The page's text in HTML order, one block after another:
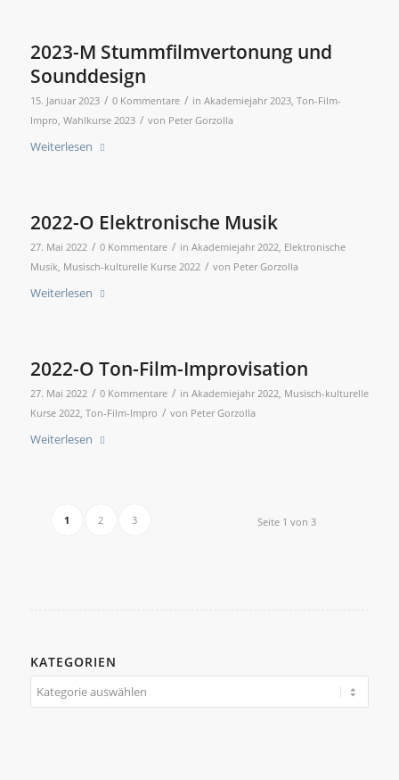
2023-M Stummfilmvertonung und
Sounddesign
15. Januar 2023 / 0 Kommentare / in Akademiejahr 2023, Ton-Film-
Impro, Wahlkurse 2023 / von Peter Gorzolla
Weiterlesen
2022-O Elektronische Musik
27. Mai 2022 / 0 Kommentare / in Akademiejahr 2022, Elektronische
Musik, Musisch-kulturelle Kurse 2022 / von Peter Gorzolla
Weiterlesen
2022-O Ton-Film-Improvisation
27. Mai 2022 / 0 Kommentare / in Akademiejahr 2022, Musisch-kulturelle
Kurse 2022, Ton-Film-Impro / von Peter Gorzolla
Weiterlesen
Seite 1 von 3
1 2 3
KATEGORIEN
Kategorien